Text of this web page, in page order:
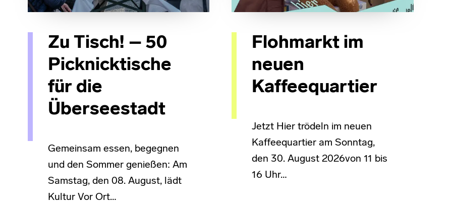
Zu Tisch! – 50
Picknicktische
für die
Überseestadt
Gemeinsam essen, begegnen
und den Sommer genießen: Am
Samstag, den 08. August, lädt
Kultur Vor Ort…
Flohmarkt im
neuen
Kaffeequartier
Jetzt Hier trödeln im neuen
Kaffeequartier am Sonntag,
den 30. August 2026von 11 bis
16 Uhr…